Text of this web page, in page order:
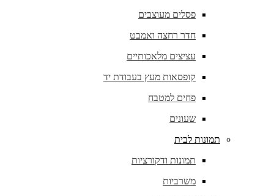
פסלים מעוצבים
חדר רחצה ואמבט
עציצים מלאכותיים
קופסאות מעץ בעבודת יד
פחים למטבח
שעונים
תמונות לבית
תמונות ודקורציות
משרביות